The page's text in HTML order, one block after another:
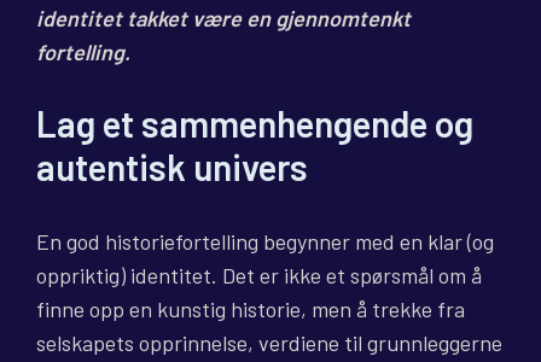
identitet takket være en gjennomtenkt
fortelling.
Lag et sammenhengende og
autentisk univers
En god historiefortelling begynner med en klar (og
oppriktig) identitet. Det er ikke et spørsmål om å
finne opp en kunstig historie, men å trekke fra
selskapets opprinnelse, verdiene til grunnleggerne